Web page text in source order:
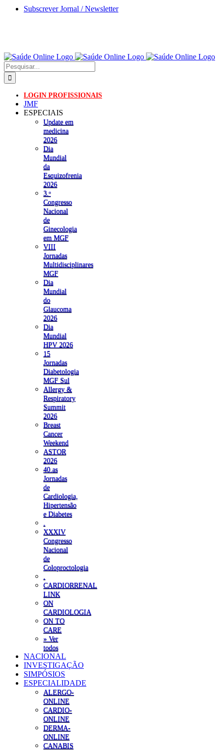
Skip
Subscrever Jornal / Newsletter
Pesquisar
LOGIN PROFISSIONAIS
JMF
ESPECIAIS
Update em
medicina
2026
Dia
Mundial
da
Esquizofrenia
2026
3.ᵒ
Congresso
Nacional
de
Ginecologia
em MGF
VIII
Jornadas
Multidisciplinares
MGF
Dia
Mundial
do
Glaucoma
2026
Dia
Mundial
HPV 2026
15
Jornadas
Diabetologia
MGF Sul
Allergy &
Respiratory
Summit
2026
Breast
Cancer
Weekend
ASTOR
2026
40.as
Jornadas
de
Cardiologia,
Hipertensão
e Diabetes
XXXIV
Congresso
Nacional
de
Coloproctologia
CARDIORRENAL
LINK
ON
CARDIOLOGIA
ON TO
CARE
» Ver
todos
NACIONAL
INVESTIGAÇÃO
SIMPÓSIOS
ESPECIALIDADE
ALERGO-
ONLINE
CARDIO-
ONLINE
DERMA-
ONLINE
CANABIS